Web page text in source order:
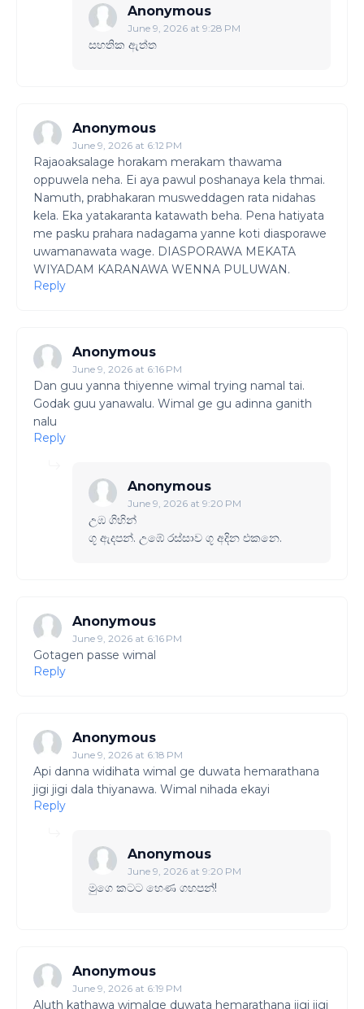
Anonymous
June 9, 2026 at 9:28 PM
සහතික ඇත්ත
Anonymous
June 9, 2026 at 6:12 PM
Rajaoaksalage horakam merakam thawama
oppuwela neha. Ei aya pawul poshanaya kela thmai.
Namuth, prabhakaran musweddagen rata nidahas
kela. Eka yatakaranta katawath beha. Pena hatiyata
me pasku prahara nadagama yanne koti diasporawe
uwamanawata wage. DIASPORAWA MEKATA
WIYADAM KARANAWA WENNA PULUWAN.
Reply
Anonymous
June 9, 2026 at 6:16 PM
Dan guu yanna thiyenne wimal trying namal tai.
Godak guu yanawalu. Wimal ge gu adinna ganith
nalu
Reply
Anonymous
June 9, 2026 at 9:20 PM
උඹ ගිහින්
ගූ ඇදපන්. උඹේ රස්සාව ගූ අදින එකනෙ.
Anonymous
June 9, 2026 at 6:16 PM
Gotagen passe wimal
Reply
Anonymous
June 9, 2026 at 6:18 PM
Api danna widihata wimal ge duwata hemarathana
jigi jigi dala thiyanawa. Wimal nihada ekayi
Reply
Anonymous
June 9, 2026 at 9:20 PM
මුගෙ කටට හෙණ ගහපන්!
Anonymous
June 9, 2026 at 6:19 PM
Aluth kathawa wimalge duwata hemarathana jigi jigi